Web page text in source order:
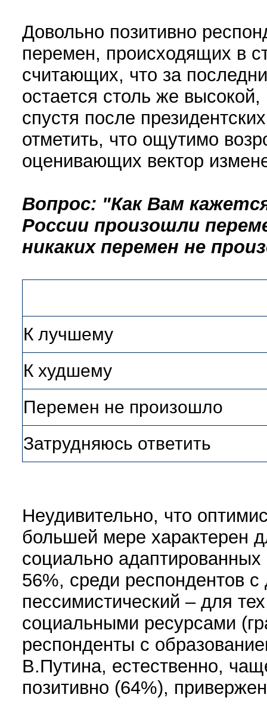
Довольно позитивно
перемен, происходящих в
считающих, что за
остается столь же
спустя после
отметить, что ощутимо
оценивающих вектор
Вопрос: "Как Вам
России произошли
никаких перемен не
К лучшему
К худшему
Перемен не произошло
Затрудняюсь ответить
Неудивительно, что
большей мере характерен
социально
56%, среди респондентов
пессимистический – для
социальными ресурсами
респонденты с
В.Путина, естественно,
позитивно (64%),